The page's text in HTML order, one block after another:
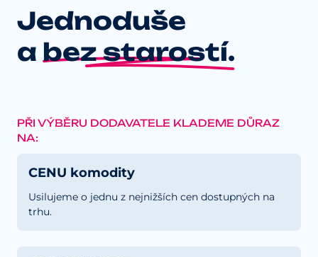
Jednoduše
a bez starostí.
PŘI VÝBĚRU DODAVATELE KLADEME DŮRAZ
NA:
CENU komodity
Usilujeme o jednu z nejnižších cen dostupných na
trhu.